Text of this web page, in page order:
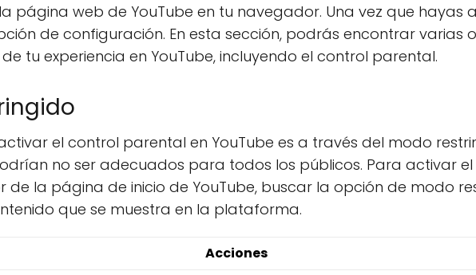
página web de YouTube en tu navegador. Una vez que hayas
de configuración. En esta sección, podrás encontrar varias
tu experiencia en YouTube, incluyendo el control parental.
el control parental en YouTube es a través del modo
no ser adecuados para todos los públicos. Para activar
de la página de inicio de YouTube, buscar la opción de modo
que se muestra en la plataforma.
Acciones